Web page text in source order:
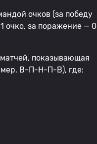
очков (за победу
очко, за поражение — 0
показывающая
В-П-Н-П-В), где: